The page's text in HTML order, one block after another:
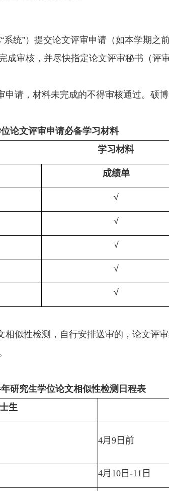
统”）提交论文评审申请（如本学期之
审核，并尽快指定论文评审秘书（评
请，材料未完成的不得审核通过。硕
论文评审申请必备学习材料
学习材料
成绩单
√
√
√
√
√
似性检测，自行安排送审的，论文评
研究生学位论文相似性检测日程表
生
4月 9 日前
4月 10 日 -11 日